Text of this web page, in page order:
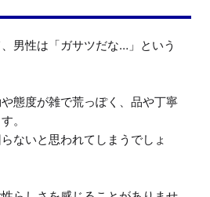
男性は「ガサツだな…」という
態度が雑で荒っぽく、品や丁寧
。
ないと思われてしまうでしょ